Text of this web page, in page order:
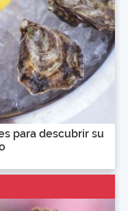
para descubrir su